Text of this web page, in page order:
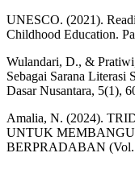
UNESCO. (2021).
Childhood Education.
Wulandari, D., &
Sebagai Sarana Literasi
Dasar Nusantara, 5(1),
Amalia, N. (2024).
UNTUK
BERPRADABAN (Vol.